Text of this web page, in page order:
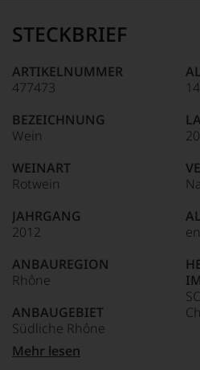
95–98 Punkte:
90–94 Punkte:
Unter 85 Punkte:
Name
Tesdorpf
für
»Fine
für
die
edlen
Weine
der
Welt,
kaum
ein
Das
dokumentieren
auch
und
gerade
mit
STECKBRIEF
ARTIKELNUMMER
477473
BEZEICHNUNG
Wein
WEINART
Rotwein
JAHRGANG
2012
ANBAUREGION
Rhône
ANBAUGEBIET
Südliche Rhône
APPELLATION
Mehr lesen